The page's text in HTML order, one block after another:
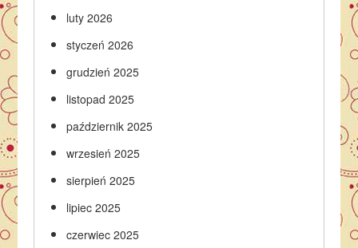
luty 2026
styczeń 2026
grudzień 2025
listopad 2025
październik 2025
wrzesień 2025
sierpień 2025
lipiec 2025
czerwiec 2025